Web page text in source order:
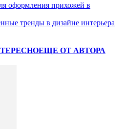
оформления прихожей в
тренды в дизайне интерьера
ЕЩЕ ОТ АВТОРА